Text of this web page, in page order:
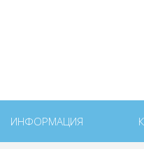
ИНФОРМАЦИЯ